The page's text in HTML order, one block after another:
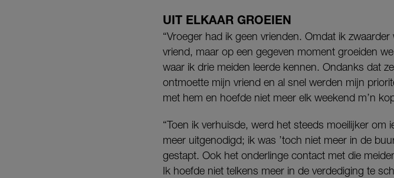
UIT ELKAAR GROEIEN
“Vroeger had ik geen vrienden. Omdat ik
vriend, maar op een gegeven moment groeiden
waar ik drie meiden leerde kennen. Ondanks dat
ontmoette mijn vriend en al snel werden mijn
met hem en hoefde niet meer elk weekend m’n
“Toen ik verhuisde, werd het steeds moeilijker
meer uitgenodigd; ik was ’toch niet meer in de
gestapt. Ook het onderlinge contact met die
Ik hoefde niet telkens meer in de verdediging te